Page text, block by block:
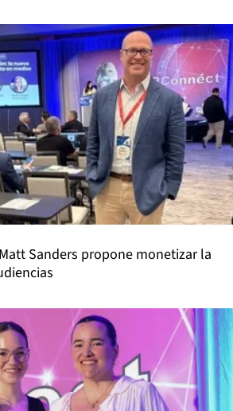
Matt Sanders propone monetizar la